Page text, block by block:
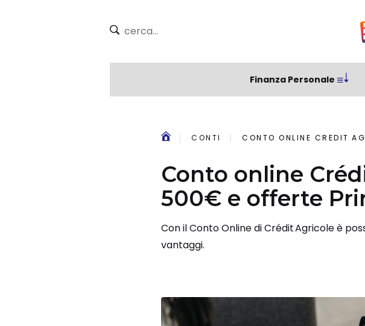
Finanza Personale
CONTI CONTO ONLINE CRÉDIT
Conto online
500€ e offerte
Con il Conto Online di Crédit Agricole è
vantaggi.